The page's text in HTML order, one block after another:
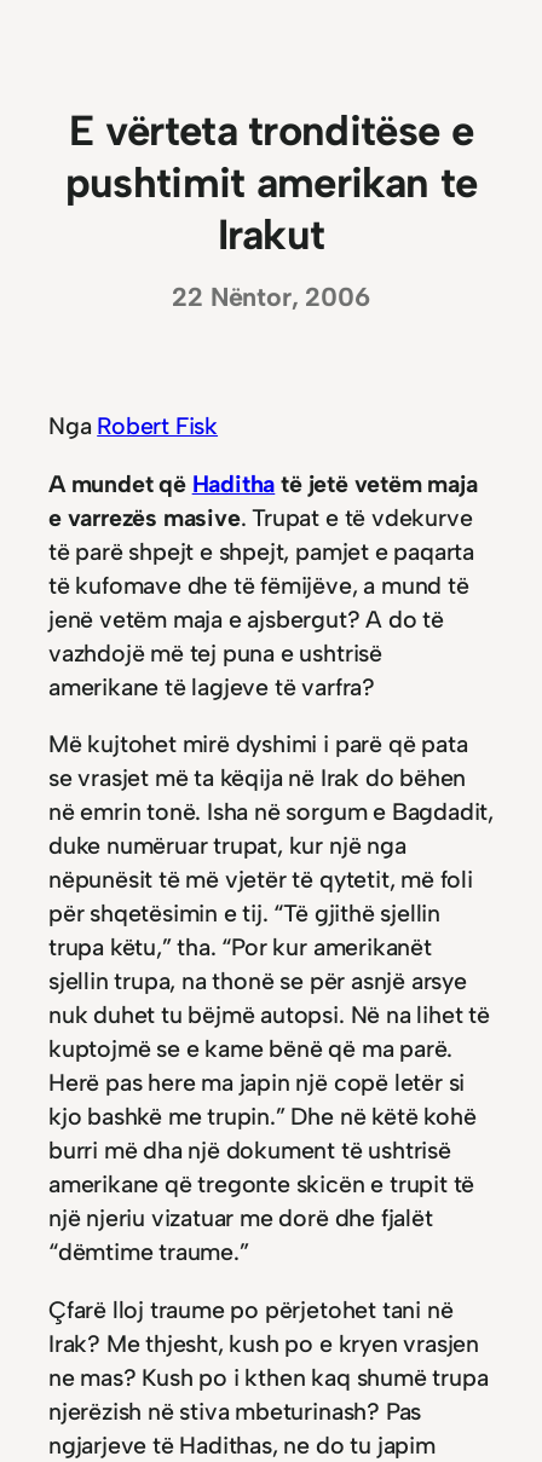
E vërteta tronditëse e
pushtimit amerikan te
Irakut
22 Nëntor, 2006
Nga Robert Fisk
A mundet që Haditha të jetë vetëm maja
e varrezës masive. Trupat e të vdekurve
të parë shpejt e shpejt, pamjet e paqarta
të kufomave dhe të fëmijëve, a mund të
jenë vetëm maja e ajsbergut? A do të
vazhdojë më tej puna e ushtrisë
amerikane të lagjeve të varfra?
Më kujtohet mirë dyshimi i parë që pata
se vrasjet më ta këqija në Irak do bëhen
në emrin tonë. Isha në sorgum e Bagdadit,
duke numëruar trupat, kur një nga
nëpunësit të më vjetër të qytetit, më foli
për shqetësimin e tij. “Të gjithë sjellin
trupa këtu,” tha. “Por kur amerikanët
sjellin trupa, na thonë se për asnjë arsye
nuk duhet tu bëjmë autopsi. Në na lihet të
kuptojmë se e kame bënë që ma parë.
Herë pas here ma japin një copë letër si
kjo bashkë me trupin.” Dhe në këtë kohë
burri më dha një dokument të ushtrisë
amerikane që tregonte skicën e trupit të
një njeriu vizatuar me dorë dhe fjalët
“dëmtime traume.”
Çfarë lloj traume po përjetohet tani në
Irak? Me thjesht, kush po e kryen vrasjen
ne mas? Kush po i kthen kaq shumë trupa
njerëzish në stiva mbeturinash? Pas
ngjarjeve të Hadithas, ne do tu japim